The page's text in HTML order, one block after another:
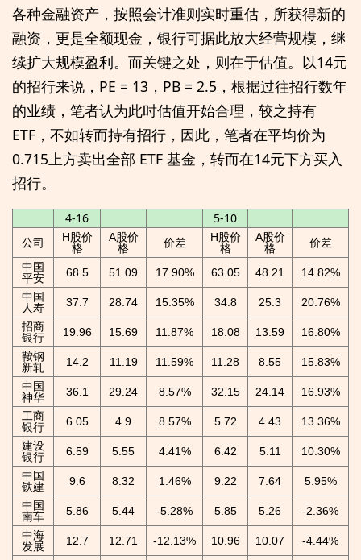
各种金融资产，按照会计准则实时重估，所获得新的
融资，更是全额现金，银行可据此放大经营规模，继
续扩大规模盈利。而关键之处，则在于估值。以14元
的招行来说，PE = 13，PB = 2.5，根据过往招行数年
的业绩，笔者认为此时估值开始合理，较之持有
ETF，不如转而持有招行，因此，笔者在平均价为
0.715上方卖出全部 ETF 基金，转而在14元下方买入
招行。
4-16 5-10
公司
H股价
格
A股价
格
价差
H股价
格
A股价
格
价差
中国
平安
68.5 51.09 17.90% 63.05 48.21
14.82%
中国
人寿
37.7 28.74 15.35% 34.8 25.3
20.76%
招商
银行
19.96 15.69 11.87% 18.08 13.59
16.80%
鞍钢
新轧
14.2 11.19 11.59% 11.28 8.55
15.83%
中国
神华
36.1 29.24 8.57% 32.15 24.14
16.93%
工商
银行
6.05 4.9 8.57% 5.72 4.43
13.36%
建设
银行
6.59 5.55 4.41% 6.42 5.11
10.30%
中国
铁建
9.6 8.32 1.46% 9.22 7.64
5.95%
中国
南车
5.86 5.44 -5.28% 5.85 5.26
-2.36%
中海
发展
12.7 12.71 -12.13% 10.96 10.07
-4.44%